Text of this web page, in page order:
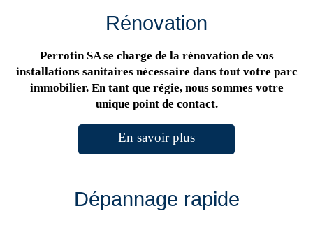
Rénovation
Perrotin SA se charge de la rénovation de vos
installations sanitaires nécessaire dans tout votre parc
immobilier. En tant que régie, nous sommes votre
unique point de contact.
En savoir plus
Dépannage rapide